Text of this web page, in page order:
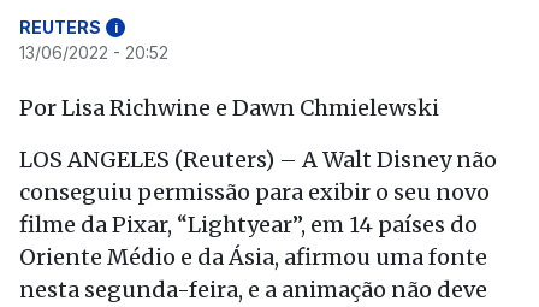
REUTERS i
13/06/2022 - 20:52
Por Lisa Richwine e Dawn Chmielewski
LOS ANGELES (Reuters) – A Walt Disney não
conseguiu permissão para exibir o seu novo
filme da Pixar, “Lightyear”, em 14 países do
Oriente Médio e da Ásia, afirmou uma fonte
nesta segunda-feira, e a animação não deve